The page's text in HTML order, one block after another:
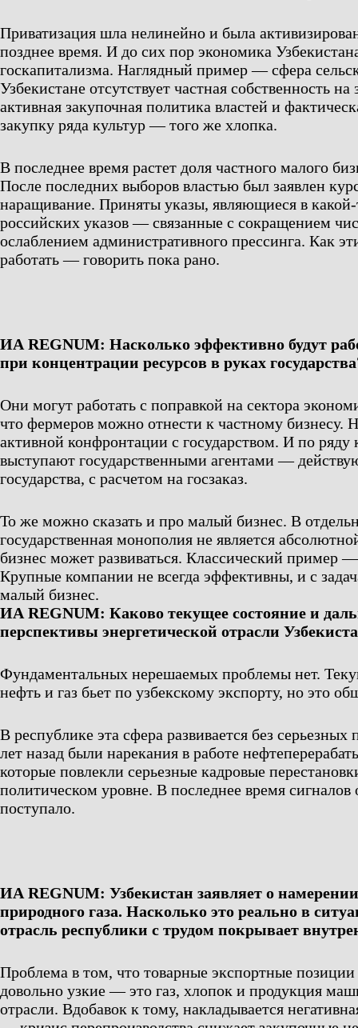
Приватизация шла нелинейно и была
позднее время. И до сих пор экономика
госкапитализма. Наглядный пример — сфера
Узбекистане отсутствует частная собственность
активная закупочная политика властей и
закупку ряда культур — того же хлопка.
В последнее время растет доля частного малого
После последних выборов властью был заявлен
наращивание. Приняты указы, являющиеся в
российских указов — связанные с сокращением
ослаблением административного прессинга. Как
работать — говорить пока рано.
ИА REGNUM: Насколько эффективно будут
при концентрации ресурсов в руках
Они могут работать с поправкой на сектора
что фермеров можно отнести к частному бизнесу.
активной конфронтации с государством. И по ряду
выступают государственными агентами —
государства, с расчетом на госзаказ.
То же можно сказать и про малый бизнес. В
государственная монополия не является
бизнес может развиваться. Классический пример
Крупные компании не всегда эффективны, и с
малый бизнес.
ИА REGNUM: Каково текущее состояние и
перспективы энергетической отрасли
Фундаментальных нерешаемых проблемы нет.
нефть и газ бьет по узбекскому экспорту, но это
В республике эта сфера развивается без серьезных
лет назад были нарекания в работе
которые повлекли серьезные кадровые
политическом уровне. В последнее время сигналов
поступало.
ИА REGNUM: Узбекистан заявляет о
природного газа. Насколько это реально в
отрасль республики с трудом покрывает
Проблема в том, что товарные экспортные позиции
довольно узкие — это газ, хлопок и продукция
отрасли. Вдобавок к тому, накладывается